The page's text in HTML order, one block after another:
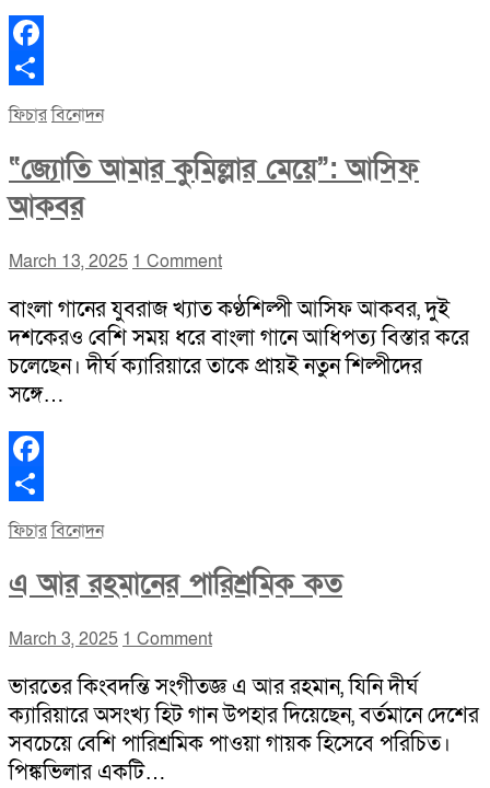
Facebook
Share
ফিচারবিনোদন
“জ্যোতি আমার কুমিল্লার মেয়ে”: আসিফ
আকবর
March 13, 2025 1 Comment
বাংলা গানের যুবরাজ খ্যাত কণ্ঠশিল্পী আসিফ আকবর, দুই
দশকেরও বেশি সময় ধরে বাংলা গানে আধিপত্য বিস্তার করে
চলেছেন। দীর্ঘ ক্যারিয়ারে তাকে প্রায়ই নতুন শিল্পীদের
সঙ্গে…
Facebook
Share
ফিচারবিনোদন
এ আর রহমানের পারিশ্রমিক কত
March 3, 2025 1 Comment
ভারতের কিংবদন্তি সংগীতজ্ঞ এ আর রহমান, যিনি দীর্ঘ
ক্যারিয়ারে অসংখ্য হিট গান উপহার দিয়েছেন, বর্তমানে দেশের
সবচেয়ে বেশি পারিশ্রমিক পাওয়া গায়ক হিসেবে পরিচিত।
পিঙ্কভিলার একটি…